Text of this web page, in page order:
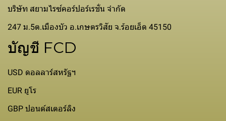
บริษัท สยามไรซ์คอร์ปอร์เรชั่น จำกัด
247 ม.5ต.เมืองบัว อ.เกษตรวิสัย จ.ร้อยเอ็ด 45150
บัญชี FCD
USD ดอลลาร์สหรัฐฯ
EUR ยูโร
GBP ปอนด์สเตอร์ลิง